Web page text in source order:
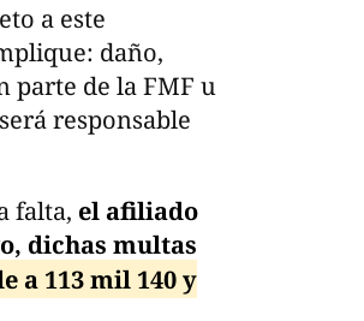
a este
daño,
parte de la FMF u
responsable
falta, el afiliado
dichas multas
a 113 mil 140 y